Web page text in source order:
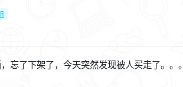
忘了下架了，今天突然发现被人买走了。。。